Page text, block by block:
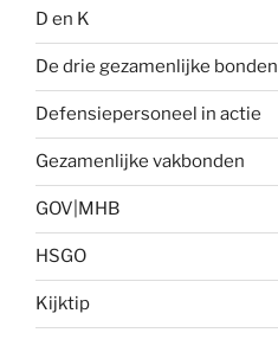
D en K
De drie gezamenlijke bonden
Defensiepersoneel in actie
Gezamenlijke vakbonden
GOV|MHB
HSGO
Kijktip